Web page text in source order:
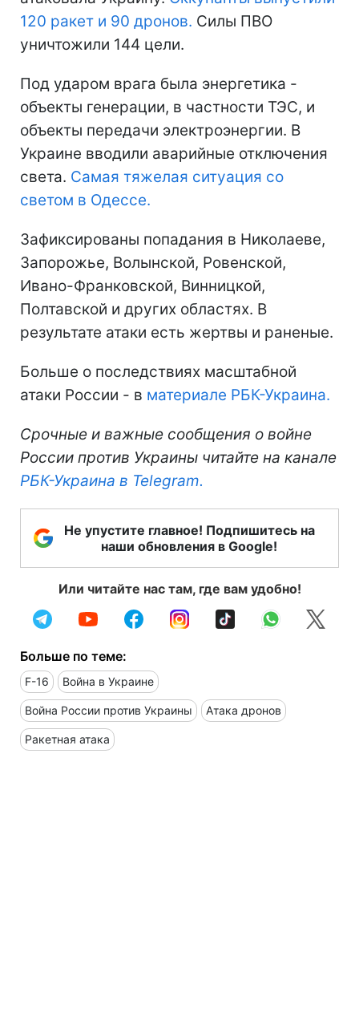
120 ракет и 90 дронов. Силы ПВО
уничтожили 144 цели.
Под ударом врага была энергетика -
объекты генерации, в частности ТЭС, и
объекты передачи электроэнергии. В
Украине вводили аварийные отключения
света. Самая тяжелая ситуация со
светом в Одессе.
Зафиксированы попадания в Николаеве,
Запорожье, Волынской, Ровенской,
Ивано-Франковской, Винницкой,
Полтавской и других областях. В
результате атаки есть жертвы и раненые.
Больше о последствиях масштабной
атаки России - в материале РБК-Украина.
Срочные и важные сообщения о войне
России против Украины читайте на канале
РБК-Украина в Telegram.
Не упустите главное! Подпишитесь на
наши обновления в Google!
Или читайте нас там, где вам удобно!
Больше по теме:
F-16 Война в Украине
Война России против Украины Атака дронов
Ракетная атака